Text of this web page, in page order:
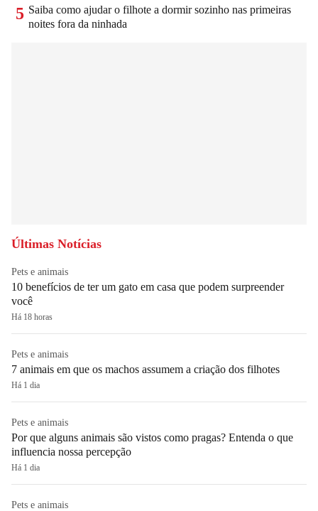
5 Saiba como ajudar o filhote a dormir sozinho nas primeiras
noites fora da ninhada
Últimas Notícias
Pets e animais
10 benefícios de ter um gato em casa que podem surpreender
você
Há 18 horas
Pets e animais
7 animais em que os machos assumem a criação dos filhotes
Há 1 dia
Pets e animais
Por que alguns animais são vistos como pragas? Entenda o que
influencia nossa percepção
Há 1 dia
Pets e animais